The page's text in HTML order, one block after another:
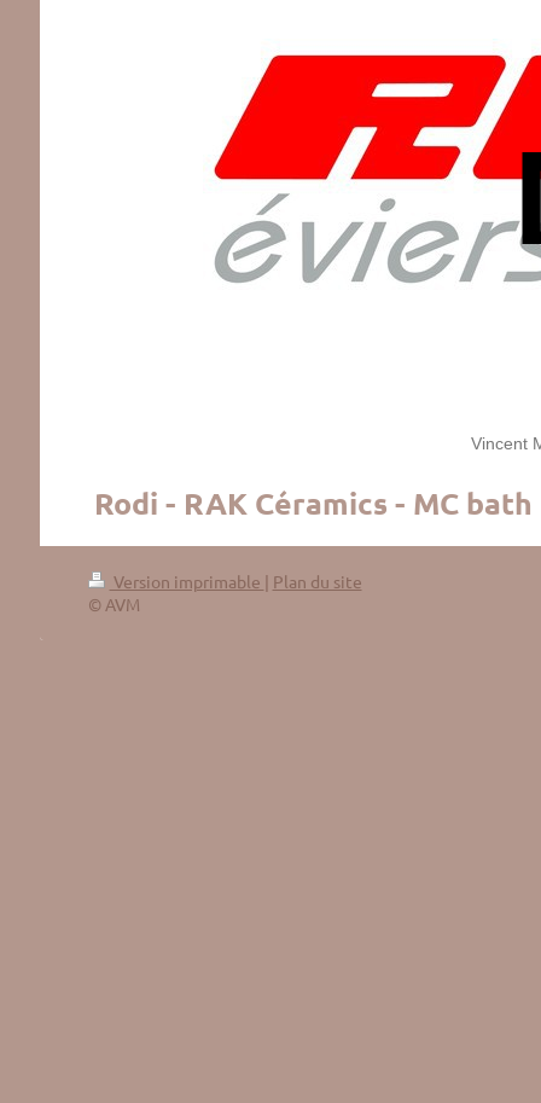
Vincent
Rodi - RAK Céramics - MC bath
Version imprimable | Plan du site
© AVM